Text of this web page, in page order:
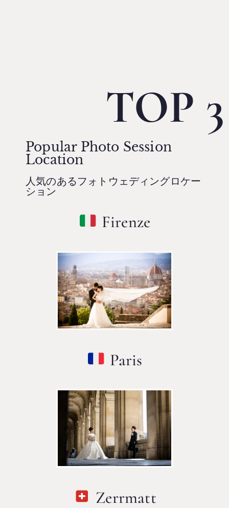
TOP 3
Popular Photo Session
Location
人気のあるフォトウェディングロケー
ション
Firenze
Paris
Zerrmatt